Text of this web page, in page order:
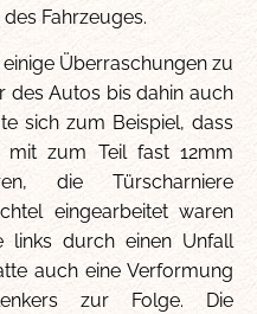
Fahrzeuges.
Überraschungen zu
des Autos bis dahin auch
sich zum Beispiel, dass
mit zum Teil fast 12mm
die Türscharniere
eingearbeitet waren
links durch einen Unfall
auch eine Verformung
zur Folge. Die